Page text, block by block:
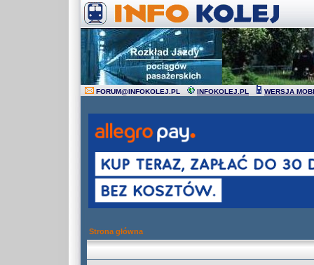
FORUM@INFOKOLEJ.PL INFOKOLEJ.PL WERSJA
Strona główna